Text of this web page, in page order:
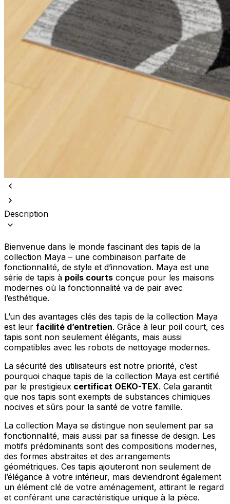
Description
Bienvenue dans le monde fascinant des tapis de la
collection Maya – une combinaison parfaite de
fonctionnalité, de style et d’innovation. Maya est une
série de tapis à poils courts conçue pour les maisons
modernes où la fonctionnalité va de pair avec
l’esthétique.
L’un des avantages clés des tapis de la collection Maya
est leur facilité d’entretien. Grâce à leur poil court, ces
tapis sont non seulement élégants, mais aussi
compatibles avec les robots de nettoyage modernes.
La sécurité des utilisateurs est notre priorité, c’est
pourquoi chaque tapis de la collection Maya est certifié
par le prestigieux certificat OEKO-TEX. Cela garantit
que nos tapis sont exempts de substances chimiques
nocives et sûrs pour la santé de votre famille.
La collection Maya se distingue non seulement par sa
fonctionnalité, mais aussi par sa finesse de design. Les
motifs prédominants sont des compositions modernes,
des formes abstraites et des arrangements
géométriques. Ces tapis ajouteront non seulement de
l’élégance à votre intérieur, mais deviendront également
un élément clé de votre aménagement, attirant le regard
et conférant une caractéristique unique à la pièce.